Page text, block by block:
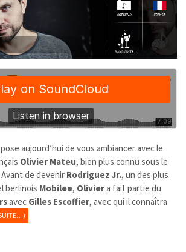
aujourd’hui de vous ambiancer avec le
Olivier Mateu, bien plus connu sous le
Avant de devenir Rodriguez Jr., un des plus
berlinois Mobilee, Oliviera fait partie du
avec Gilles Escoffier, avec qui il connaîtra